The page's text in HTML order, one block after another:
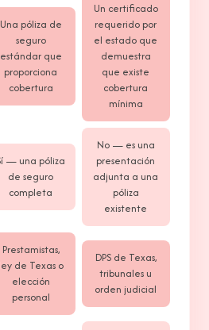
Una póliza de
seguro
estándar que
proporciona
cobertura
Un certificado
requerido por
el estado que
demuestra
que existe
cobertura
mínima
— una póliza
de seguro
completa
No — es una
presentación
adjunta a una
póliza
existente
Prestamistas,
ley de Texas o
elección
personal
DPS de Texas,
tribunales u
orden judicial